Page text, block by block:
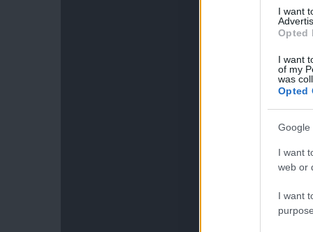
I want
Opted
I want
of my
was
Opted
Google
I want
web or
I want